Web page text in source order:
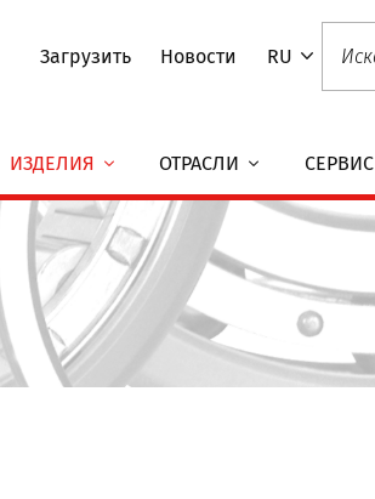
Загрузить Новости RU
ИЗДЕЛИЯ ОТРАСЛИ СЕРВИС